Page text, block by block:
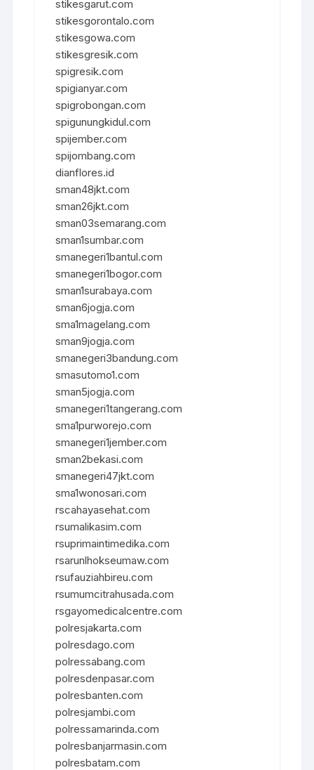
stikesgarut.com
stikesgorontalo.com
stikesgowa.com
stikesgresik.com
spigresik.com
spigianyar.com
spigrobongan.com
spigunungkidul.com
spijember.com
spijombang.com
dianflores.id
sman48jkt.com
sman26jkt.com
sman03semarang.com
sman1sumbar.com
smanegeri1bantul.com
smanegeri1bogor.com
sman1surabaya.com
sman6jogja.com
sma1magelang.com
sman9jogja.com
smanegeri3bandung.com
smasutomo1.com
sman5jogja.com
smanegeri1tangerang.com
sma1purworejo.com
smanegeri1jember.com
sman2bekasi.com
smanegeri47jkt.com
sma1wonosari.com
rscahayasehat.com
rsumalikasim.com
rsuprimaintimedika.com
rsarunlhokseumaw.com
rsufauziahbireu.com
rsumumcitrahusada.com
rsgayomedicalcentre.com
polresjakarta.com
polresdago.com
polressabang.com
polresdenpasar.com
polresbanten.com
polresjambi.com
polressamarinda.com
polresbanjarmasin.com
polresbatam.com